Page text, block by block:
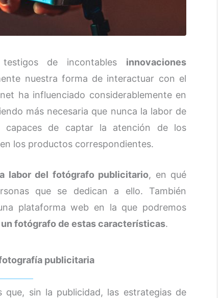
de incontables innovaciones
nuestra forma de interactuar con el
ha influenciado considerablemente en
más necesaria que nunca la labor de
capaces de captar la atención de los
los productos correspondientes.
labor del fotógrafo publicitario, en qué
que se dedican a ello. También
plataforma web en la que podremos
fotógrafo de estas características.
publicitaria
sin la publicidad, las estrategias de